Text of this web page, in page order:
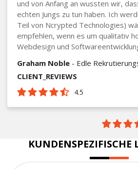
und von Anfang an wussten wir,
echten Jungs zu tun haben. Ich
Teil von Ncrypted Technologies)
empfehlen, wenn es um qualitativ
Webdesign und
Graham Noble - Edle
CLIENT_REVIEWS
4.5
KUNDENSPEZIFISCHE